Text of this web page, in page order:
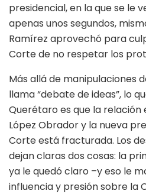
presidencial, en la que se le
apenas unos segundos,
Ramírez aprovechó para
Corte de no respetar los
Más allá de manipulaciones
llama “debate de ideas”, lo
Querétaro es que la
López Obrador y la nueva
Corte está fracturada. Los
dejan claras dos cosas: la
ya le quedó claro –y eso le
influencia y presión sobre la